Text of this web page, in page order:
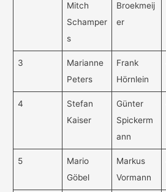
Mitch
Schamper
s
Broekmeij
er
3
Marianne
Peters
Frank
Hörnlein
4
Stefan
Kaiser
Günter
Spickerm
ann
5
Mario
Göbel
Markus
Vormann